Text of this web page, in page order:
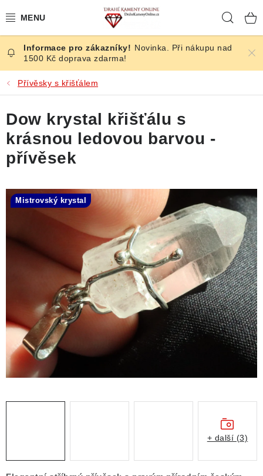
na
ČESKÉ KAMENY
ŠPERKY
KAMENY ZE SVĚTA
BROUŠENÉ
ÚČINKY
NALEZIŠTĚ
NÁŠ PŘÍBĚH
VIDEOGALERIE
Novinka. Při nákupu nad
1500 Kč doprava zdarma!
Přívěsky s křišťálem
Dow krystal křišťálu s
krásnou ledovou barvou -
přívěsek
Mistrovský krystal
+ další (3)